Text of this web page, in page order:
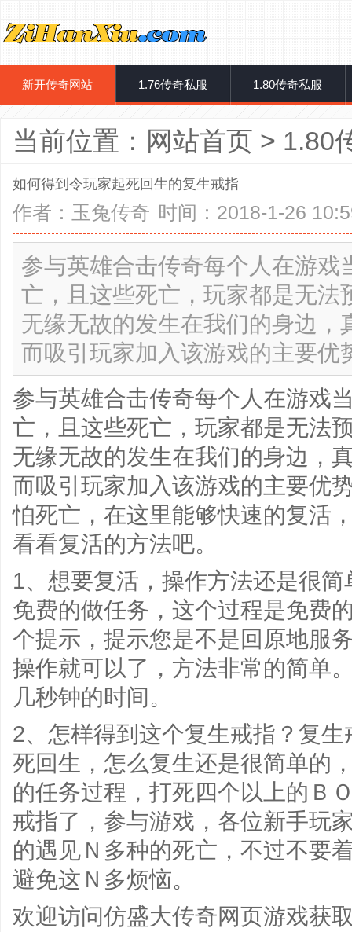
新开传奇网站 1.76传奇私服 1.80传奇私服
当前位置： 网站首页 > 1.80
如何得到令玩家起死回生的复生戒指
作者： 玉兔传奇 时间：2018-1-26
参与英雄合击传奇每个人在游
亡，且这些死亡，玩家都是无
无缘无故的发生在我们的身边
而吸引玩家加入该游戏的主要
参与英雄合击传奇每个人在游戏
亡，且这些死亡，玩家都是无法
无缘无故的发生在我们的身边，
而吸引玩家加入该游戏的主要优
怕死亡，在这里能够快速的复活
看看复活的方法吧。
1、想要复活，操作方法还是很
免费的做任务，这个过程是免费
个提示，提示您是不是回原地服
操作就可以了，方法非常的简单
几秒钟的时间。
2、怎样得到这个复生戒指？复
死回生，怎么复生还是很简单的
的任务过程，打死四个以上的Ｂ
戒指了，参与游戏，各位新手玩
的遇见Ｎ多种的死亡，不过不要
避免这Ｎ多烦恼。
欢迎访问仿盛大传奇网页游戏获